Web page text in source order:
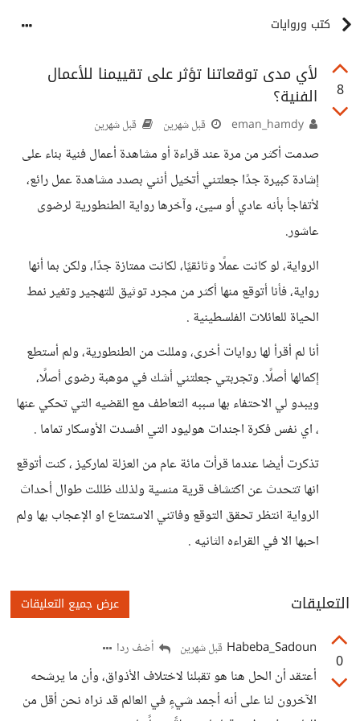
كتب وروايات
8
لأي مدى توقعاتنا تؤثر على تقييمنا للأعمال
الفنية؟
قبل شهرين قبل شهرين
صدمت أكثر من مرة عند قراءة أو مشاهدة أعمال فنية بناء على
إشادة كبيرة جدًا جعلتني أتخيل أنني بصدد مشاهدة عمل رائع،
لأتفاجأ بأنه عادي أو سيئ، وآخرها رواية الطنطورية لرضوى
عاشور.
الرواية، لو كانت عملًا وثائقيًا، لكانت ممتازة جدًا، ولكن بما أنها
رواية، فأنا أتوقع منها أكثر من مجرد توثيق للتهجير وتغير نمط
الحياة للعائلات الفلسطينية .
أنا لم أقرأ لها روايات أخرى، ومللت من الطنطورية، ولم أستطع
إكمالها أصلًا. وتجربتي جعلتني أشك في موهبة رضوى أصلًا،
ويبدو لي الاحتفاء بها سببه التعاطف مع القضيه التي تحكي عنها
، اي نفس فكرة اجندات هوليود التي افسدت الأوسكار تماما .
تذكرت أيضا عندما قرأت مائة عام من العزلة لماركيز ، كنت أتوقع
انها تتحدث عن اكتشاف قرية منسية ولذلك ظللت طوال أحداث
الرواية انتظر تحقق التوقع وفاتني الاستمتاع او الإعجاب بها ولم
احبها الا في القراءه الثانيه .
التعليقات عرض جميع التعليقات
0
Habeba_Sadoun قبل شهرين أضف ردا
أعتقد أن الحل هنا هو تقبلنا لاختلاف الأذواق، وأن ما يرشحه
الآخرون لنا على أنه أجمد شيءٍ في العالم قد نراه نحن أقل من